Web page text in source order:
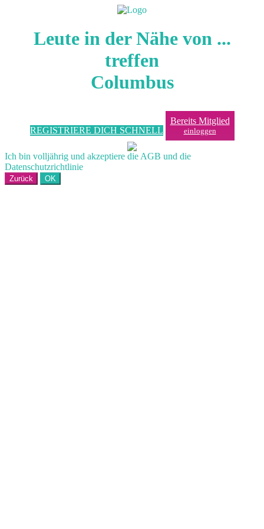
Leute in der Nähe von ...
treffen
Columbus
REGISTRIERE DICH SCHNELL
Bereits Mitglied
einloggen
Ich bin volljährig und akzeptiere die AGB und die
Datenschutzrichtlinie
Zurück OK